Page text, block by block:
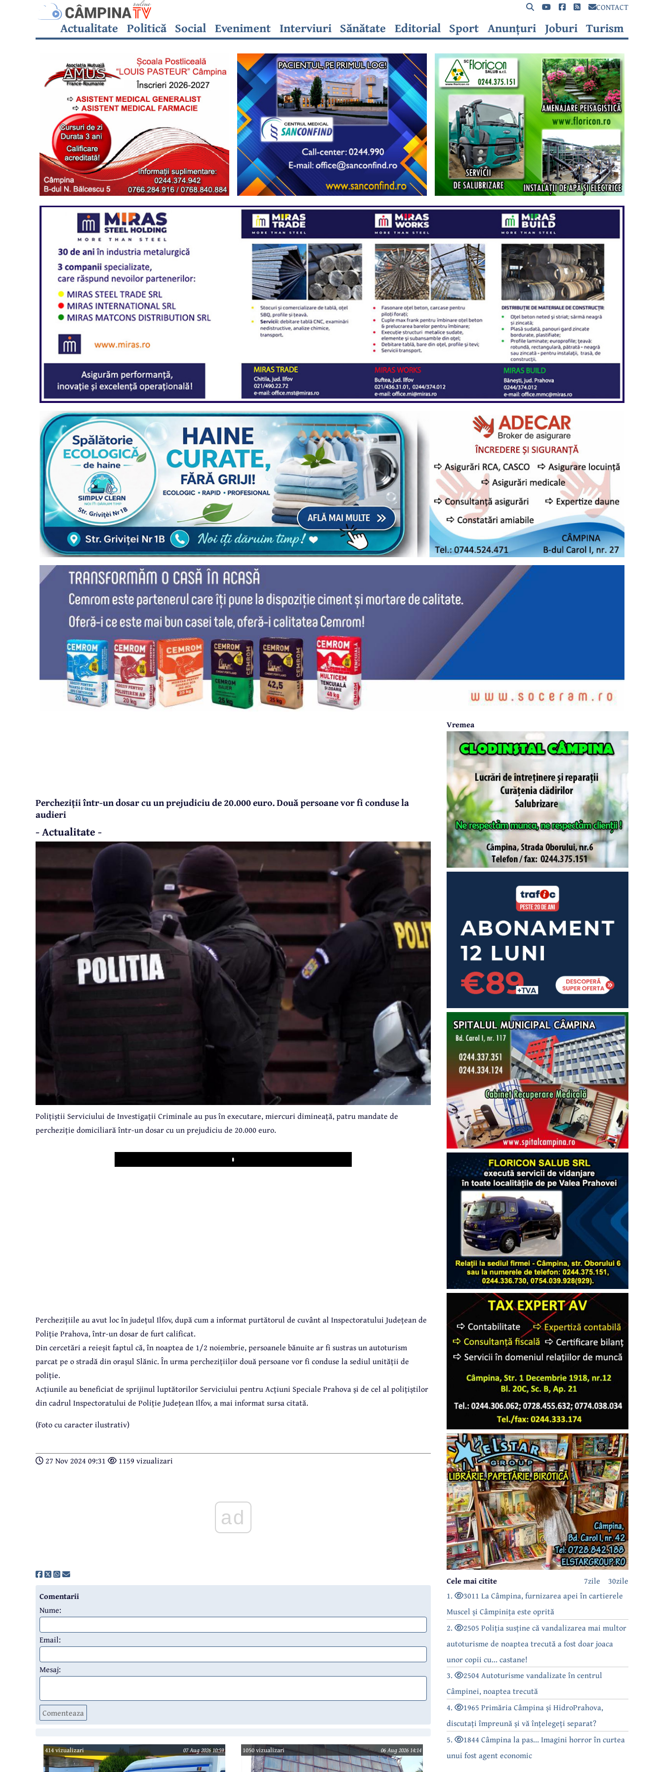
CONTACT
Actualitate Politică Social Eveniment Interviuri Sănătate Editorial Sport Anunțuri Joburi Turism
Percheziții într-un dosar cu un prejudiciu de 20.000 euro. Două persoane vor fi conduse la
audieri
- Actualitate -
Polițiștii Serviciului de Investigații Criminale au pus în executare, miercuri dimineață, patru mandate de
percheziție domiciliară într-un dosar cu un prejudiciu de 20.000 euro.
Play
Perchezițiile au avut loc în județul Ilfov, după cum a informat purtătorul de cuvânt al Inspectoratului Județean de
Poliție Prahova, într-un dosar de furt calificat.
Din cercetări a reieșit faptul că, în noaptea de 1/2 noiembrie, persoanele bănuite ar fi sustras un autoturism
parcat pe o stradă din orașul Slănic. În urma perchezițiilor două persoane vor fi conduse la sediul unității de
poliție.
Acțiunile au beneficiat de sprijinul luptătorilor Serviciului pentru Acțiuni Speciale Prahova și de cel al polițiștilor
din cadrul Inspectoratului de Poliție Județean Ilfov, a mai informat sursa citată.
(Foto cu caracter ilustrativ)
27 Nov 2024 09:31 1159 vizualizari
ad
Comentarii
Nume:
Email:
Mesaj:
Comenteaza
Vremea
30zile
7zile
Cele mai citite
1.
3011 La Câmpina, furnizarea apei în cartierele
Muscel și Câmpinița este oprită
2.
2505 Poliția susține că vandalizarea mai multor
autoturisme de noaptea trecută a fost doar joaca
unor copii cu... castane!
3.
2504 Autoturisme vandalizate în centrul
Câmpinei, noaptea trecută
4.
1965 Primăria Câmpina și HidroPrahova,
discutați împreună și vă înțelegeți separat?
5.
1844 Câmpina la pas... Imagini horror în curtea
unui fost agent economic
414 vizualizari 07 Aug 2026 10:59 1050 vizualizari 06 Aug 2026 14:14